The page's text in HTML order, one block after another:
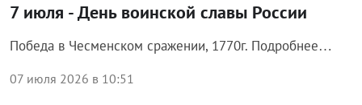
7 июля - День воинской славы России
Победа в Чесменском сражении, 1770г. Подробнее…
07 июля 2026 в 10:51